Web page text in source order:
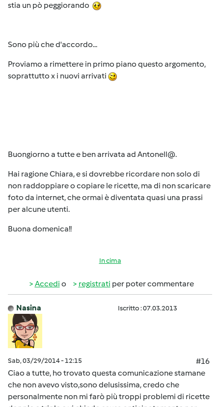
stia un pò peggiorando
Sono più che d'accordo...
Proviamo a rimettere in primo piano questo argomento,
soprattutto x i nuovi arrivati
Buongiorno a tutte e ben arrivata ad Antonell@.
Hai ragione Chiara, e si dovrebbe ricordare non solo di
non raddoppiare o copiare le ricette, ma di non scaricare
foto da internet, che ormai è diventata quasi una prassi
per alcune utenti.
Buona domenica!!
In cima
Accedi o registrati per poter commentare
Nasina Iscritto : 07.03.2013
Sab, 03/29/2014 - 12:15
#16
Ciao a tutte, ho trovato questa comunicazione stamane
che non avevo visto,sono delusissima, credo che
personalmente non mi farò più troppi problemi di ricette